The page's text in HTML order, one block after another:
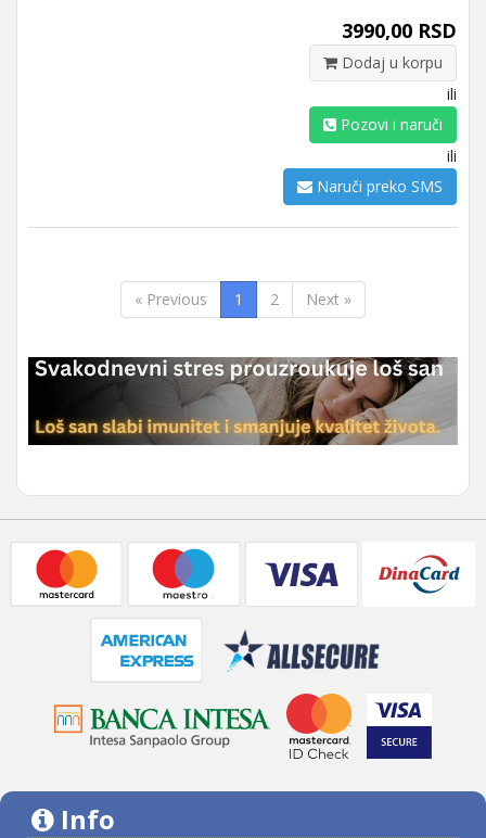
3990,00 RSD
Dodaj u korpu
ili
Pozovi i naruči
ili
Naruči preko SMS
« Previous 1 2 Next »
Info